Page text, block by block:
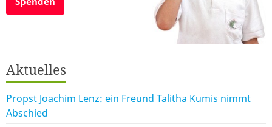
Aktuelles
Propst Joachim Lenz: ein Freund Talitha Kumis nimmt
Abschied